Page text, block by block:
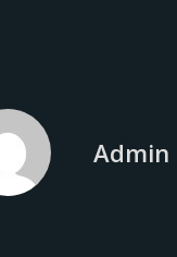
Admin